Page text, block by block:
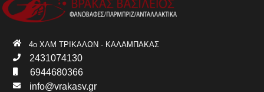
4ο ΧΛΜ ΤΡΙΚΑΛΩΝ - ΚΑΛΑΜΠΑΚΑΣ
2431074130
6944680366
info@vrakasv.gr